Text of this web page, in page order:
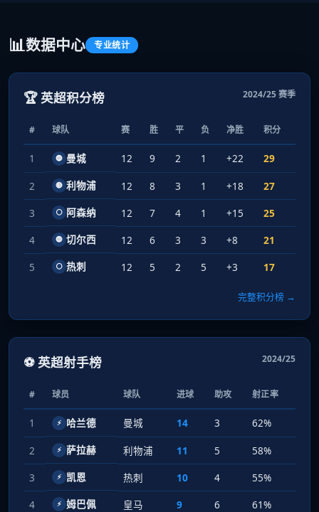
📊数据中心 专业统计
🏆 英超积分榜 2024/25 赛季
# 球队 赛 胜 平 负 净胜 积分
1 🔵 曼城 12 9 2 1 +22 29
2 🔴 利物浦 12 8 3 1 +18
27
3
⚪ 阿森纳 12 7 4 1 +15
25
4
🔵 切尔西 12 6 3 3 +8
21
5
⚪ 热刺 12 5 2 5 +3 17
完整积分榜 →
⚽ 英超射手榜 2024/25
# 球员 球队 进球 助攻 射正率
1 ⚡ 哈兰德 曼城 14 3 62%
2 ⚡ 萨拉赫 利物浦 11 5
58%
3
⚡ 凯恩 热刺 10 4
55%
4
⚡ 姆巴佩 皇马 9 6
61%